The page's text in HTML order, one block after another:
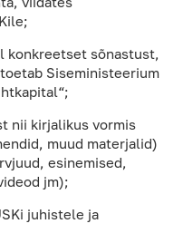
konkreetset sõnastust,
Siseministeerium
nii kirjalikus vormis
muud materjalid)
esinemised,
jm);
juhistele ja